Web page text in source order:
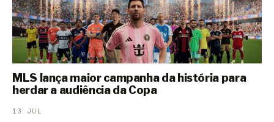
MLS lança maior campanha da história para
herdar a audiência da Copa
13 JUL